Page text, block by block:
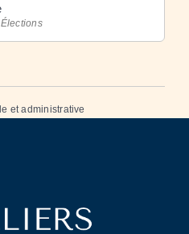
et administrative